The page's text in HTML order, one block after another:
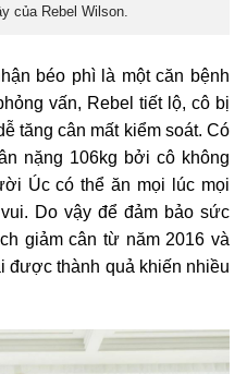
của Rebel Wilson.
béo phì là một căn bệnh
vấn, Rebel tiết lộ, cô bị
tăng cân mất kiểm soát. Có
nặng 106kg bởi cô không
Úc có thể ăn mọi lúc mọi
Do vậy để đảm bảo sức
giảm cân từ năm 2016 và
được thành quả khiến nhiều